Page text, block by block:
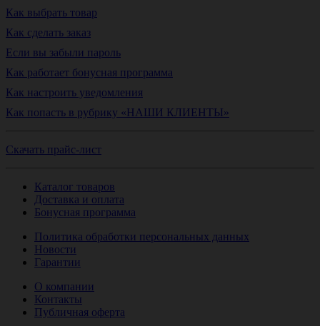
Как выбрать товар
Как сделать заказ
Если вы забыли пароль
Как работает бонусная программа
Как настроить уведомления
Как попасть в рубрику «НАШИ КЛИЕНТЫ»
Скачать прайс-лист
Каталог товаров
Доставка и оплата
Бонусная программа
Политика обработки персональных данных
Новости
Гарантии
О компании
Контакты
Публичная оферта